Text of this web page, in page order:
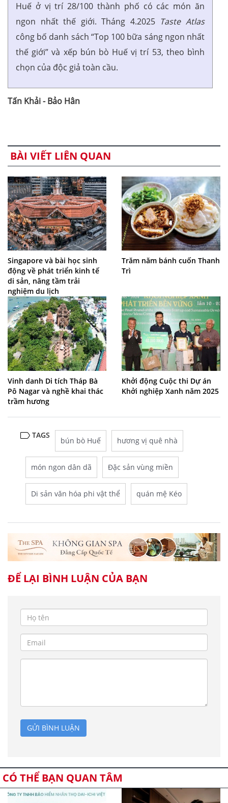
Huế ở vị trí 28/100 thành phố có các món ăn
ngon nhất thế giới. Tháng 4.2025 Taste Atlas
công bố danh sách “Top 100 bữa sáng ngon nhất
thế giới” và xếp bún bò Huế vị trí 53, theo bình
chọn của độc giả toàn cầu.
Tấn Khải - Bảo Hân
BÀI VIẾT LIÊN QUAN
Singapore và bài học sinh
động về phát triển kinh tế
di sản, nâng tầm trải
nghiệm du lịch
Trăm năm bánh cuốn Thanh
Trì
Vinh danh Di tích Tháp Bà
Pô Nagar và nghề khai thác
trầm hương
Khởi động Cuộc thi Dự án
Khởi nghiệp Xanh năm 2025
TAGS
bún bò Huế hương vị quê nhà
món ngon dân dã Đặc sản vùng miền
Di sản văn hóa phi vật thể quán mệ Kéo
ĐỂ LẠI BÌNH LUẬN CỦA BẠN
GỬI BÌNH LUẬN
CÓ THỂ BẠN QUAN TÂM